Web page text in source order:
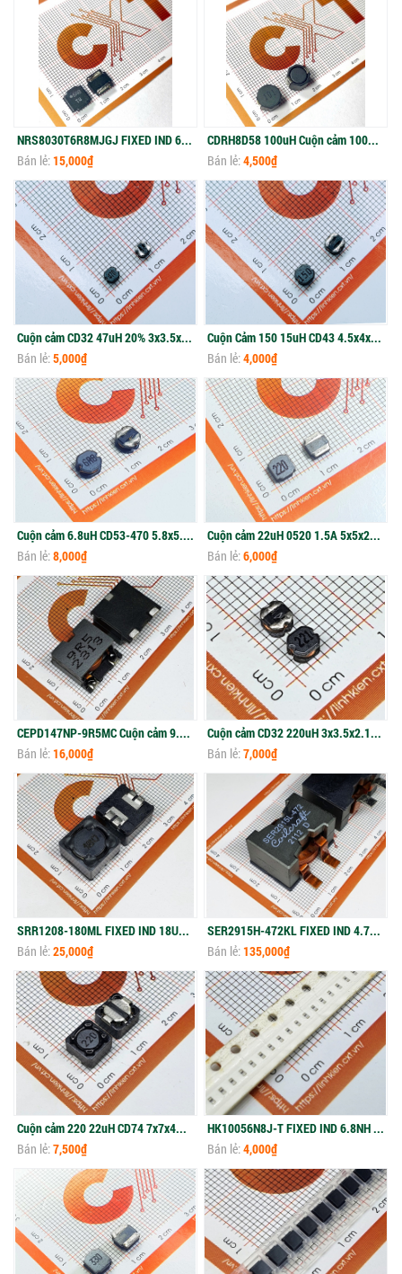
NRS8030T6R8MJGJ FIXED IND 6.8UH 3A 37.7 MOHM SMD
Bán lẻ:15,000₫
CDRH8D58 100uH Cuộn cảm 100uH 1.4A 8X8X5.8mm
Bán lẻ:4,500₫
Cuộn cảm CD32 47uH 20% 3x3.5x2.1mm (10c)
Bán lẻ:5,000₫
Cuộn Cảm 150 15uH CD43 4.5x4x3.2MM (10c)
Bán lẻ:4,000₫
Cuộn cảm 6.8uH CD53-470 5.8x5.2x3mm (10c)
Bán lẻ:8,000₫
Cuộn cảm 22uH 0520 1.5A 5x5x2mm(2c)
Bán lẻ:6,000₫
CEPD147NP-9R5MC Cuộn cảm 9.5uH 8.5A 14.5x14.5x8mm
Bán lẻ:16,000₫
Cuộn cảm CD32 220uH 3x3.5x2.1mm (5c)
Bán lẻ:7,000₫
SRR1208-180ML FIXED IND 18UH 3.8A 40 MOHM SMD
Bán lẻ:25,000₫
SER2915H-472KL FIXED IND 4.7UH 30A 2.05mOhms
Bán lẻ:135,000₫
Cuộn cảm 220 22uH CD74 7x7x4mm (5c)
Bán lẻ:7,500₫
HK10056N8J-T FIXED IND 6.8NH 430MA 250MOHM SM (10c)
Bán lẻ:4,000₫